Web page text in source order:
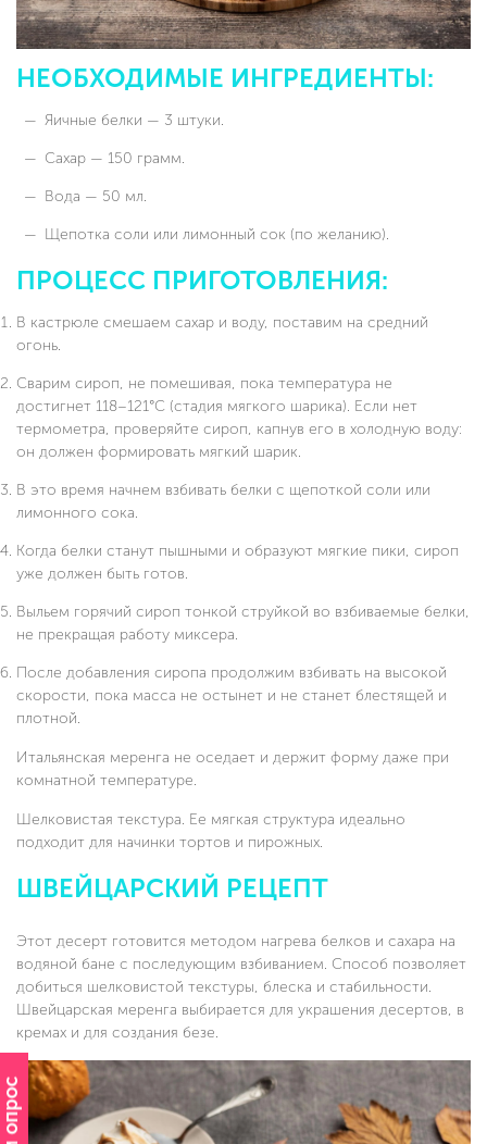
НЕОБХОДИМЫЕ ИНГРЕДИЕНТЫ:
Яичные белки — 3 штуки.
Сахар — 150 грамм.
Вода — 50 мл.
Щепотка соли или лимонный сок (по желанию).
ПРОЦЕСС ПРИГОТОВЛЕНИЯ:
В кастрюле смешаем сахар и воду, поставим на средний
огонь.
Сварим сироп, не помешивая, пока температура не
достигнет 118–121°C (стадия мягкого шарика). Если нет
термометра, проверяйте сироп, капнув его в холодную воду:
он должен формировать мягкий шарик.
В это время начнем взбивать белки с щепоткой соли или
лимонного сока.
Когда белки станут пышными и образуют мягкие пики, сироп
уже должен быть готов.
Выльем горячий сироп тонкой струйкой во взбиваемые белки,
не прекращая работу миксера.
После добавления сиропа продолжим взбивать на высокой
скорости, пока масса не остынет и не станет блестящей и
плотной.
Итальянская меренга не оседает и держит форму даже при
комнатной температуре.
Шелковистая текстура. Ее мягкая структура идеально
подходит для начинки тортов и пирожных.
ШВЕЙЦАРСКИЙ РЕЦЕПТ
Этот десерт готовится методом нагрева белков и сахара на
водяной бане с последующим взбиванием. Способ позволяет
добиться шелковистой текстуры, блеска и стабильности.
Швейцарская меренга выбирается для украшения десертов, в
кремах и для создания безе.